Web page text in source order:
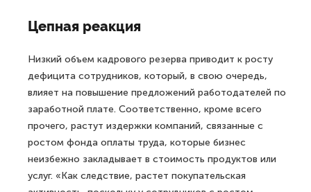
Цепная реакция
Низкий объем кадрового резерва приводит к росту
дефицита сотрудников, который, в свою очередь,
влияет на повышение предложений работодателей по
заработной плате. Соответственно, кроме всего
прочего, растут издержки компаний, связанные с
ростом фонда оплаты труда, которые бизнес
неизбежно закладывает в стоимость продуктов или
услуг. «Как следствие, растет покупательская